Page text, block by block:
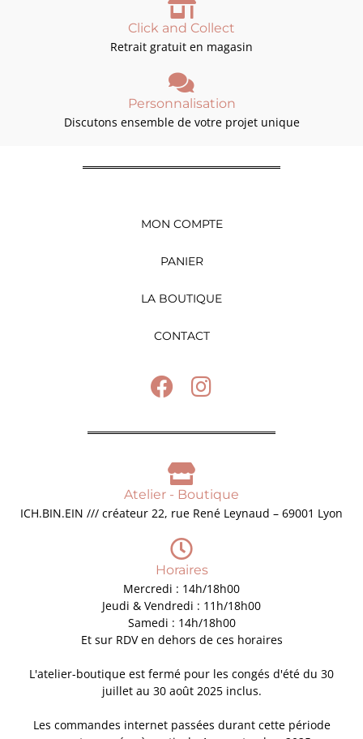
Click and Collect
Retrait gratuit en magasin
Personnalisation
Discutons ensemble de votre projet unique
MON COMPTE
PANIER
LA BOUTIQUE
CONTACT
Atelier - Boutique
ICH.BIN.EIN /// créateur 22, rue René Leynaud – 69001 Lyon
Horaires
Mercredi : 14h/18h00
Jeudi & Vendredi : 11h/18h00
Samedi : 14h/18h00
Et sur RDV en dehors de ces horaires
L'atelier-boutique est fermé pour les congés d'été du 30
juillet au 30 août 2025 inclus.
Les commandes internet passées durant cette période